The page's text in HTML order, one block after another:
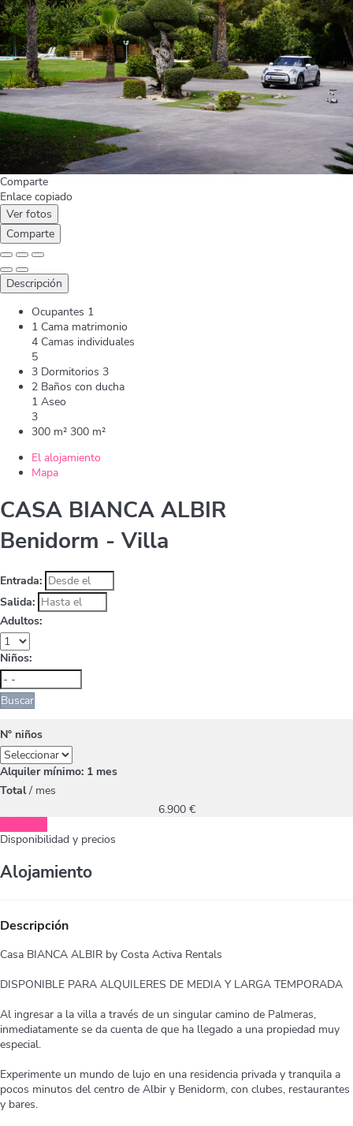
Comparte
Enlace copiado
Ver fotos
Comparte
Descripción
Ocupantes 1
1 Cama matrimonio
4 Camas individuales
5
3 Dormitorios 3
2 Baños con ducha
1 Aseo
3
300 m² 300 m²
El alojamiento
Mapa
CASA BIANCA ALBIR
Benidorm - Villa
Entrada:
Salida:
Adultos:
Niños:
Buscar
Nº niños
Alquiler mínimo: 1 mes
Total / mes
6.900€
Disponibilidad y precios
Alojamiento
Descripción
Casa BIANCA ALBIR by Costa Activa Rentals
DISPONIBLE PARA ALQUILERES DE MEDIA Y LARGA TEMPORADA
Al ingresar a la villa a través de un singular camino de Palmeras,
inmediatamente se da cuenta de que ha llegado a una propiedad muy
especial.
Experimente un mundo de lujo en una residencia privada y tranquila a
pocos minutos del centro de Albir y Benidorm, con clubes, restaurantes
y bares.